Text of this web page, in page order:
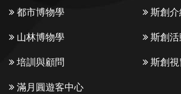
都市博物學
山林博物學
培訓與顧問
滿月圓遊客中心
斯創介
斯創活
斯創視